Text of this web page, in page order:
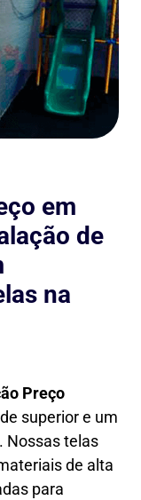
em
de
na
Preço
superior e um
Nossas telas
de alta
para